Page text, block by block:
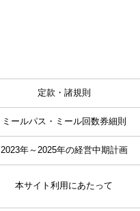
定款・諸規則
ミールパス・ミール回数券細則
2023年～2025年の経営中期計画
本サイト利用にあたって